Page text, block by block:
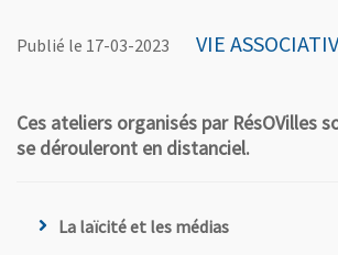
Publié le 17-03-2023 VIE
Ces ateliers organisés par RésOVilles
se dérouleront en distanciel.
La laïcité et les médias